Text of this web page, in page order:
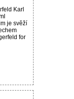
Karl
je svěží
for